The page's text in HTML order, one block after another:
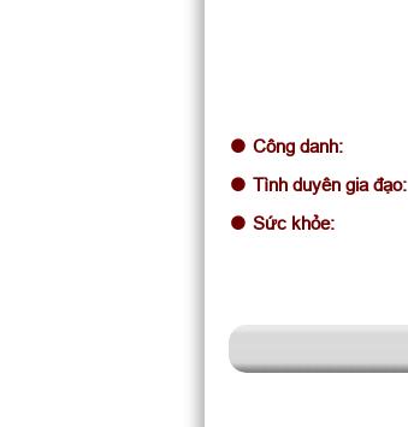
Công danh:
Tình duyên gia đạo:
Sức khỏe: